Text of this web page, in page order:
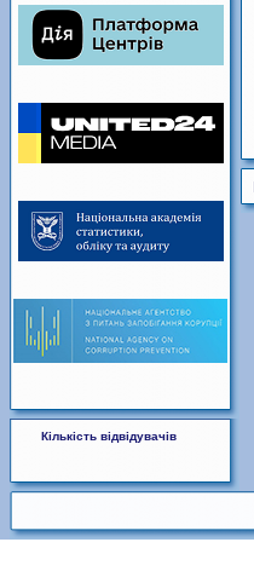
Кількість відвідувачів